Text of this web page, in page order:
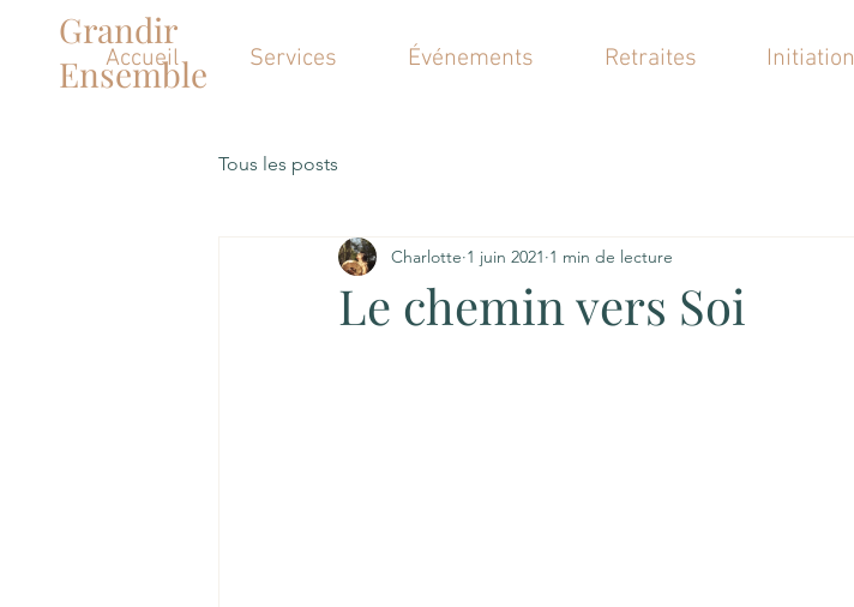
Grandir
Ensemble
Accueil Services Événements Retraites Initiation
Tous les posts
Le chemin vers Soi
Charlotte 1 juin 2021 1 min de lecture